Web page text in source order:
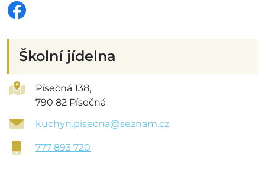
Školní jídelna
Písečná 138,
790 82 Písečná
kuchyn.pisecna@seznam.cz
777 893 720